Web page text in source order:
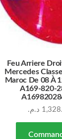
Feu Arriere
Mercedes
Maroc De 08 À
A169-820-
د.م.